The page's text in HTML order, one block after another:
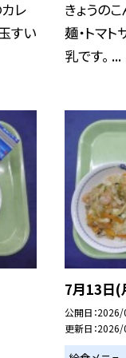
レ
すい
きょうの
麺・トマト
乳です。 ...
7月13日(
公開日
更新日